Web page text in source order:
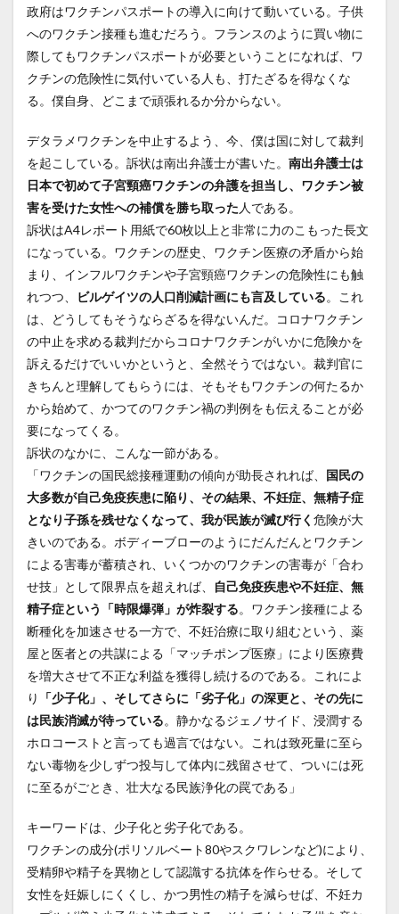
政府はワクチンパスポートの導入に向けて動いている。子供
へのワクチン接種も進むだろう。フランスのように買い物に
際してもワクチンパスポートが必要ということになれば、ワ
クチンの危険性に気付いている人も、打たざるを得なくな
る。僕自身、どこまで頑張れるか分からない。
デタラメワクチンを中止するよう、今、僕は国に対して裁判
を起こしている。訴状は南出弁護士が書いた。 南出弁護士は
日本で初めて子宮頸癌ワクチンの弁護を担当し、ワクチン被
害を受けた女性への補償を勝ち取った 人である。
訴状はA4レポート用紙で60枚以上と非常に力のこもった長文
になっている。ワクチンの歴史、ワクチン医療の矛盾から始
まり、インフルワクチンや子宮頸癌ワクチンの危険性にも触
れつつ、
ビルゲイツの人口削減計画にも言及している。これ
は、どうしてもそうならざるを得ないんだ。コロナワクチン
の中止を求める裁判だからコロナワクチンがいかに危険かを
訴えるだけでいいかというと、全然そうではない。裁判官に
きちんと理解してもらうには、そもそもワクチンの何たるか
から始めて、かつてのワクチン禍の判例をも伝えることが必
要になってくる。
訴状のなかに、こんな一節がある。
「ワクチンの国民総接種運動の傾向が助長されれば、 国民の
大多数が自己免疫疾患に陥り、その結果、不妊症、無精子症
となり子孫を残せなくなって、我が民族が滅び行く 危険が大
きいのである。ボディーブローのようにだんだんとワクチン
による害毒が蓄積され、いくつかのワクチンの害毒が「合わ
せ技」として限界点を超えれば、
自己免疫疾患や不妊症、無
精子症という「時限爆弾」が炸裂する。ワクチン接種による
断種化を加速させる一方で、不妊治療に取り組むという、薬
屋と医者との共謀による「マッチポンプ医療」により医療費
を増大させて不正な利益を獲得し続けるのである。これによ
り
「少子化」、そしてさらに「劣子化」の深更と、その先に
は民族消滅が待っている。静かなるジェノサイド、浸潤する
ホロコーストと言っても過言ではない。これは致死量に至ら
ない毒物を少しずつ投与して体内に残留させて、ついには死
に至るがごとき、壮大なる民族浄化の罠である」
キーワードは、少子化と劣子化である。
ワクチンの成分(ポリソルベート80やスクワレンなど)により、
受精卵や精子を異物として認識する抗体を作らせる。そして
女性を妊娠しにくくし、かつ男性の精子を減らせば、不妊カ